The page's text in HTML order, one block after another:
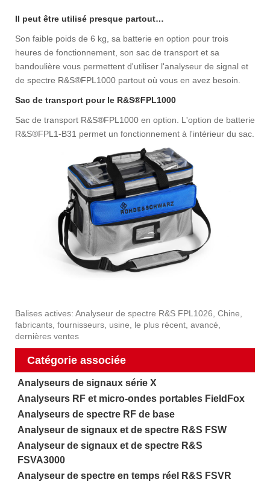
Il peut être utilisé presque partout…
Son faible poids de 6 kg, sa batterie en option pour trois
heures de fonctionnement, son sac de transport et sa
bandoulière vous permettent d'utiliser l'analyseur de signal et
de spectre R&S®FPL1000 partout où vous en avez besoin.
Sac de transport pour le R&S®FPL1000
Sac de transport R&S®FPL1000 en option. L'option de batterie
R&S®FPL1-B31 permet un fonctionnement à l'intérieur du sac.
Balises actives: Analyseur de spectre R&S FPL1026, Chine,
fabricants, fournisseurs, usine, le plus récent, avancé,
dernières ventes
Catégorie associée
Analyseurs de signaux série X
Analyseurs RF et micro-ondes portables FieldFox
Analyseurs de spectre RF de base
Analyseur de signaux et de spectre R&S FSW
Analyseur de signaux et de spectre R&S
FSVA3000
Analyseur de spectre en temps réel R&S FSVR